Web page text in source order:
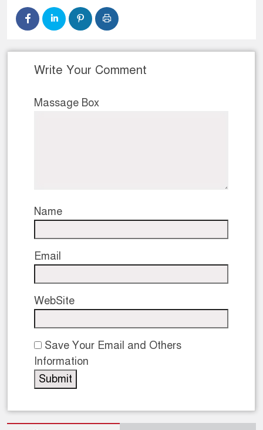
Write Your Comment
Massage Box
Name
Email
WebSite
Save Your Email and Others
Information